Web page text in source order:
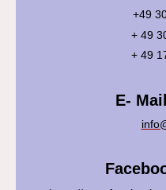
+49
+ 49
+ 49
E-